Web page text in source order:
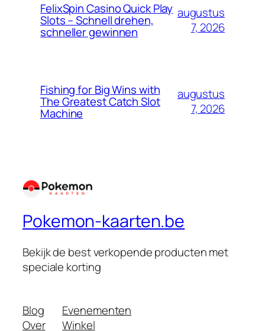
FelixSpin Casino Quick Play
Slots – Schnell drehen,
schneller gewinnen
augustus
7, 2026
Fishing for Big Wins with
The Greatest Catch Slot
Machine
augustus
7, 2026
Pokemon-kaarten.be
Bekijk de best verkopende producten met
speciale korting
Blog
Over
Evenementen
Winkel